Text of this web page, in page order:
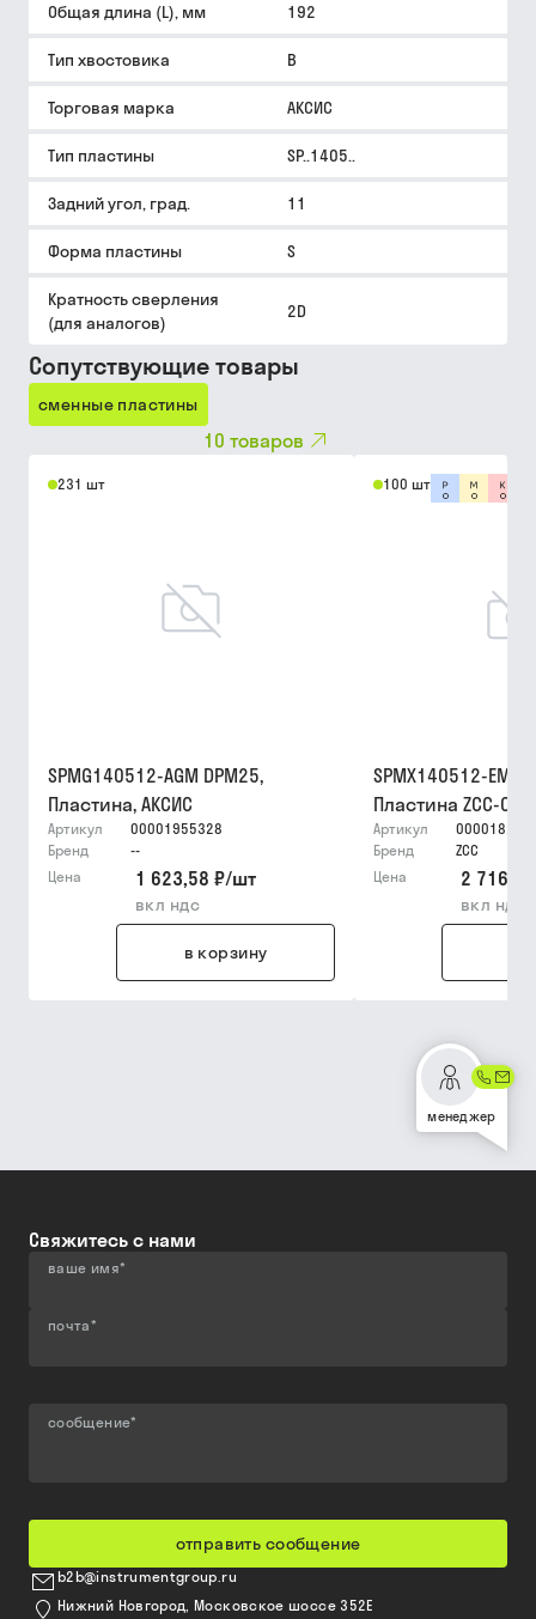
Общая длина (L), мм 192
Тип хвостовика B
Торговая марка АКСИС
Тип пластины SP..1405..
Задний угол, град. 11
Форма пластины S
Кратность сверления
(для аналогов)
2D
Сопутствующие товары
сменные пластины
10 товаров
231 шт
SPMG140512-AGM DPM25,
Пластина, АКСИС
Артикул
00001955328
Бренд
--
Цена
1 623,58 ₽/шт
вкл ндс
в корзину
100 шт
SPMX140512-EM
Пластина ZCC-CT
Артикул
Бренд
ZCC
Цена
2
вкл ндс
менеджер
Свяжитесь с нами
ваше имя*
почта*
сообщение*
отправить сообщение
b2b@instrumentgroup.ru
Нижний Новгород, Московское шоссе 352Е